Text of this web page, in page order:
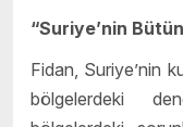
“Suriye’nin
Fidan, Suriye’nin
bölgelerdeki